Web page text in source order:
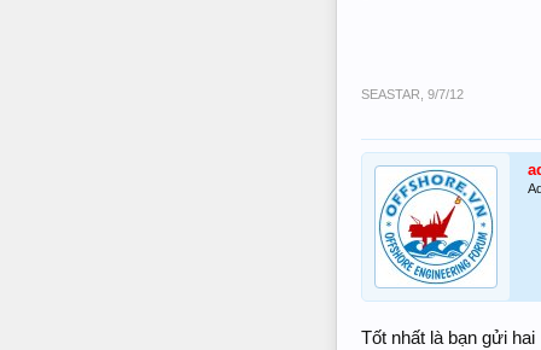
SEASTAR 9/7/12
Tốt nhất là bạn gửi